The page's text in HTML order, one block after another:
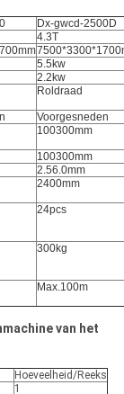
Dx-gwcd-2500D
4.3T
5.5kw
2.2kw
Roldraad
Voorgesneden
100300mm
100300mm
2.56.0mm
2400mm
24pcs
300kg
Max.100m
van het
Hoeveelheid/Reeks
1